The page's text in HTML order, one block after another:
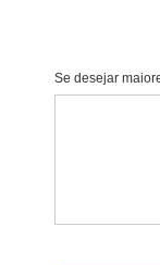
Se desejar